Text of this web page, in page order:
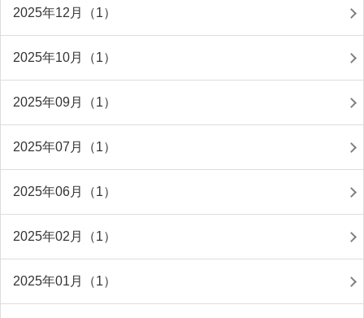
2025年12月（1）
2025年10月（1）
2025年09月（1）
2025年07月（1）
2025年06月（1）
2025年02月（1）
2025年01月（1）